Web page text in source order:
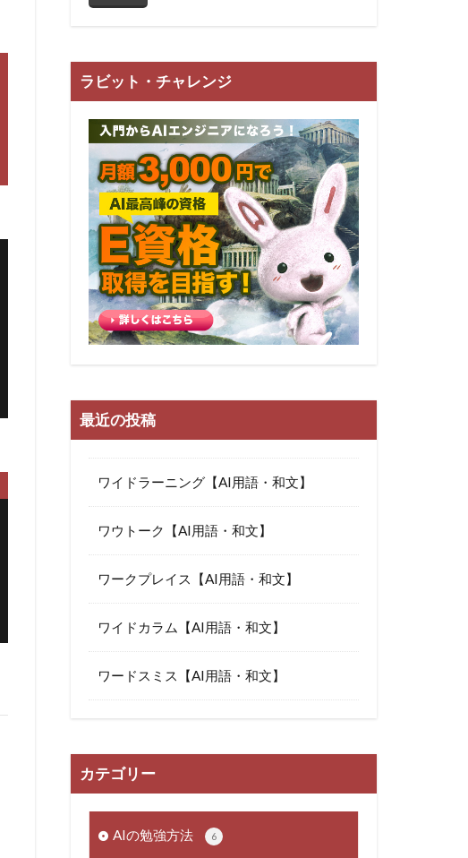
ラビット・チャレンジ
最近の投稿
ワイドラーニング【AI用語・和文】
ワウトーク【AI用語・和文】
ワークプレイス【AI用語・和文】
ワイドカラム【AI用語・和文】
ワードスミス【AI用語・和文】
カテゴリー
AIの勉強方法 6